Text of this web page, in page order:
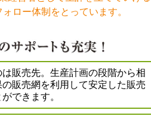
ロー体制をとっています。
販売先。生産計画の段階から相
販売網を利用して安定した販売
できます。